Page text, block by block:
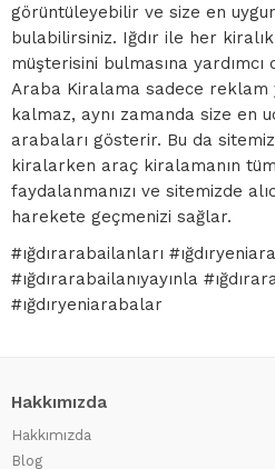
görüntüleyebilir ve size en
bulabilirsiniz. Iğdır ile her
müşterisini bulmasına
Araba Kiralama sadece reklam
kalmaz, aynı zamanda size en
arabaları gösterir. Bu da
kiralarken araç kiralamanın
faydalanmanızı ve sitemizde
harekete geçmenizi sağlar.
#ığdırarabailanları
#ığdırarabailanıyayınla
#ığdıryeniarabalar
Hakkımızda
Hakkımızda
Blog